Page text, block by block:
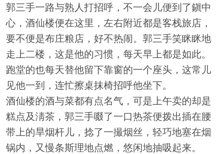
郭三手一路与熟人打招呼，不一会儿便到了鎭中
心，酒仙楼便在这里，左右附近都是客栈旅店，
要不便是布庄粮店，好不热闹。郭三手笑眯眯地
走上二楼，这是他的习惯，每天早上都是如此。
跑堂的也每天替他留下靠窗的一个座头，这常儿
见他一到，连忙擦桌抹椅招呼他坐下。
酒仙楼的酒与菜都有点名气，可是上午卖的却是
糕点及淸茶，郭三手啜了一口热茶便拨出插在腰
带上的旱烟杆儿，捻了一撮烟丝，轻巧地塞在烟
锅内，又慢条斯理地点燃，悠闲地抽吸起来。